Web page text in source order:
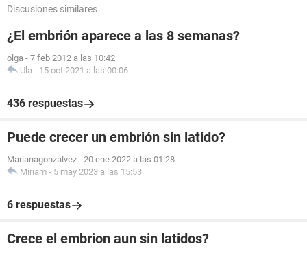
Discusiones similares
¿El embrión aparece a las 8 semanas?
olga - 7 feb 2012 a las 10:42
Ula - 15 oct 2021 a las 00:06
436 respuestas
Puede crecer un embrión sin latido?
Marianagonzalvez - 20 ene 2022 a las 01:28
Miriam - 5 may 2023 a las 15:53
6 respuestas
Crece el embrion aun sin latidos?